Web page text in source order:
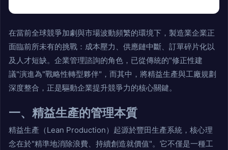
在當前全球競爭加劇與市場波動頻繁的環境下，製造業企業正
面臨前所未有的挑戰：成本壓力、供應鏈中斷、訂單碎片化以
及人才短缺。企業管理諮詢的角色，已從傳統的"修正性建
議"演進為"戰略性轉型夥伴"，而其中，將精益生產與工廠規劃
深度整合，正是驅動企業提升競爭力的核心關鍵。
一、精益生產的管理本質
精益生產（Lean Production）起源於豐田生產系統，核心理
念在於"精準地消除浪費、持續創造就價值"。它不僅是一種工